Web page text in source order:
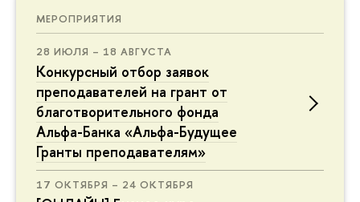
МЕРОПРИЯТИЯ
28 ИЮЛЯ – 18 АВГУСТА
Конкурсный отбор заявок
преподавателей на грант от
благотворительного фонда
Альфа-Банка «Альфа-Будущее
Гранты преподавателям»
17 ОКТЯБРЯ – 24 ОКТЯБРЯ